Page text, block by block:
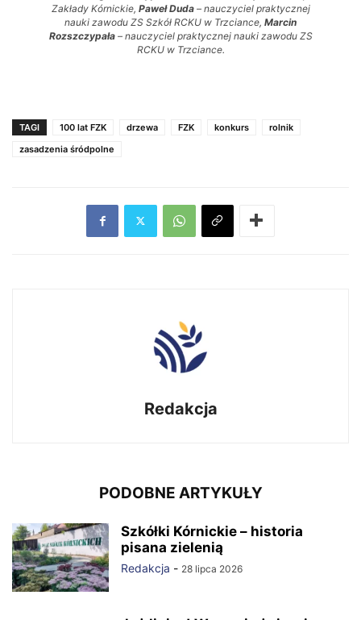
Zakłady Kórnickie, Paweł Duda– nauczyciel praktycznej
nauki zawodu ZS Szkół RCKU w Trzciance, Marcin
Rozszczypała– nauczyciel praktycznej nauki zawodu ZS
RCKU w Trzciance.
TAGI 100 lat FZK drzewa FZK konkurs
rolnik
zasadzenia śródpolne
Redakcja
PODOBNE ARTYKUŁY
Szkółki Kórnickie – historia
pisana zielenią
Redakcja - 28 lipca 2026